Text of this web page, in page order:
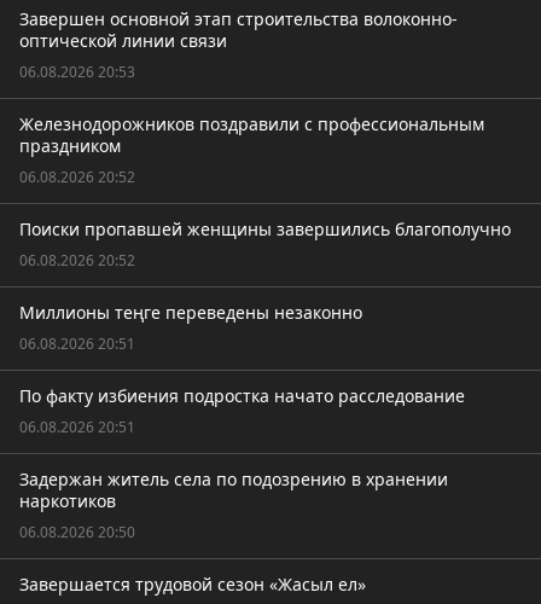
Завершен основной этап строительства волоконно-
оптической линии связи
06.08.2026 20:53
Железнодорожников поздравили с профессиональным
праздником
06.08.2026 20:52
Поиски пропавшей женщины завершились благополучно
06.08.2026 20:52
Миллионы теңге переведены незаконно
06.08.2026 20:51
По факту избиения подростка начато расследование
06.08.2026 20:51
Задержан житель села по подозрению в хранении
наркотиков
06.08.2026 20:50
Завершается трудовой сезон «Жасыл ел»